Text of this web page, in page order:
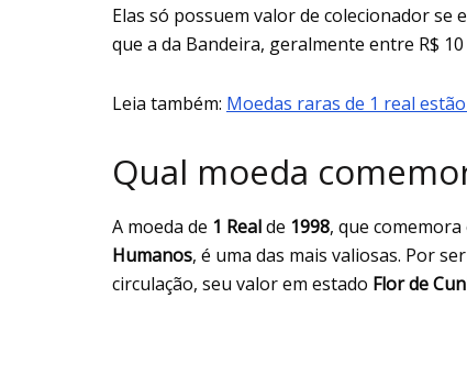
Elas só possuem valor de colecionador se
que a da Bandeira, geralmente entre R$ 10
Leia também: Moedas raras de 1 real
Qual moeda
A moeda de 1 Realde 1998, que comemora
Humanos, é uma das mais valiosas. Por
circulação, seu valor em estado Flor de